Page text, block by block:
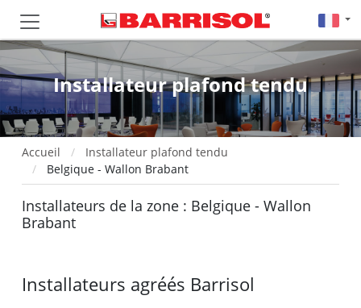
Installateur plafond tendu
Accueil
Installateur plafond tendu
Belgique - Wallon Brabant
Installateurs de la zone : Belgique - Wallon
Brabant
Installateurs agréés Barrisol